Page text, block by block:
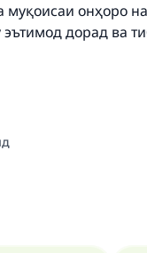
онҳоро
дорад ва